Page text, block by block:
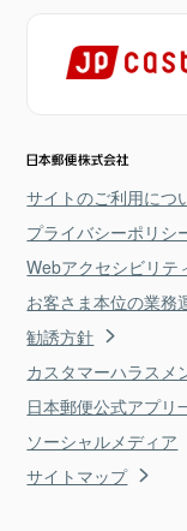
サイトのご利用につ
プライバシーポリシ
Webアクセシビリテ
お客さま本位の業務
勧誘方針
カスタマーハラスメ
日本郵便公式アプリ
ソーシャルメディア
サイトマップ